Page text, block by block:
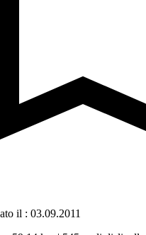
il : 03.09.2011